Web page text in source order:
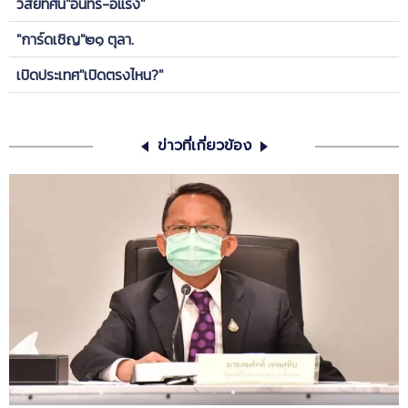
"การ์ดเชิญ"๒๑ ตุลา.
เปิดประเทศ"เปิดตรงไหน?"
ข่าวที่เกี่ยวข้อง